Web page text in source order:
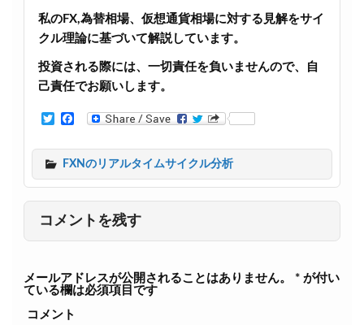
私のFX,為替相場、仮想通貨相場に対する見解をサイ
クル理論に基づいて解説しています。
投資される際には、一切責任を負いませんので、自
己責任でお願いします。
T
t
e
F
e
b
o
FXNのリアルタイムサイクル分析
コメントを残す
メールアドレスが公開されることはありません。 *が付い
ている欄は必須項目です
コメント